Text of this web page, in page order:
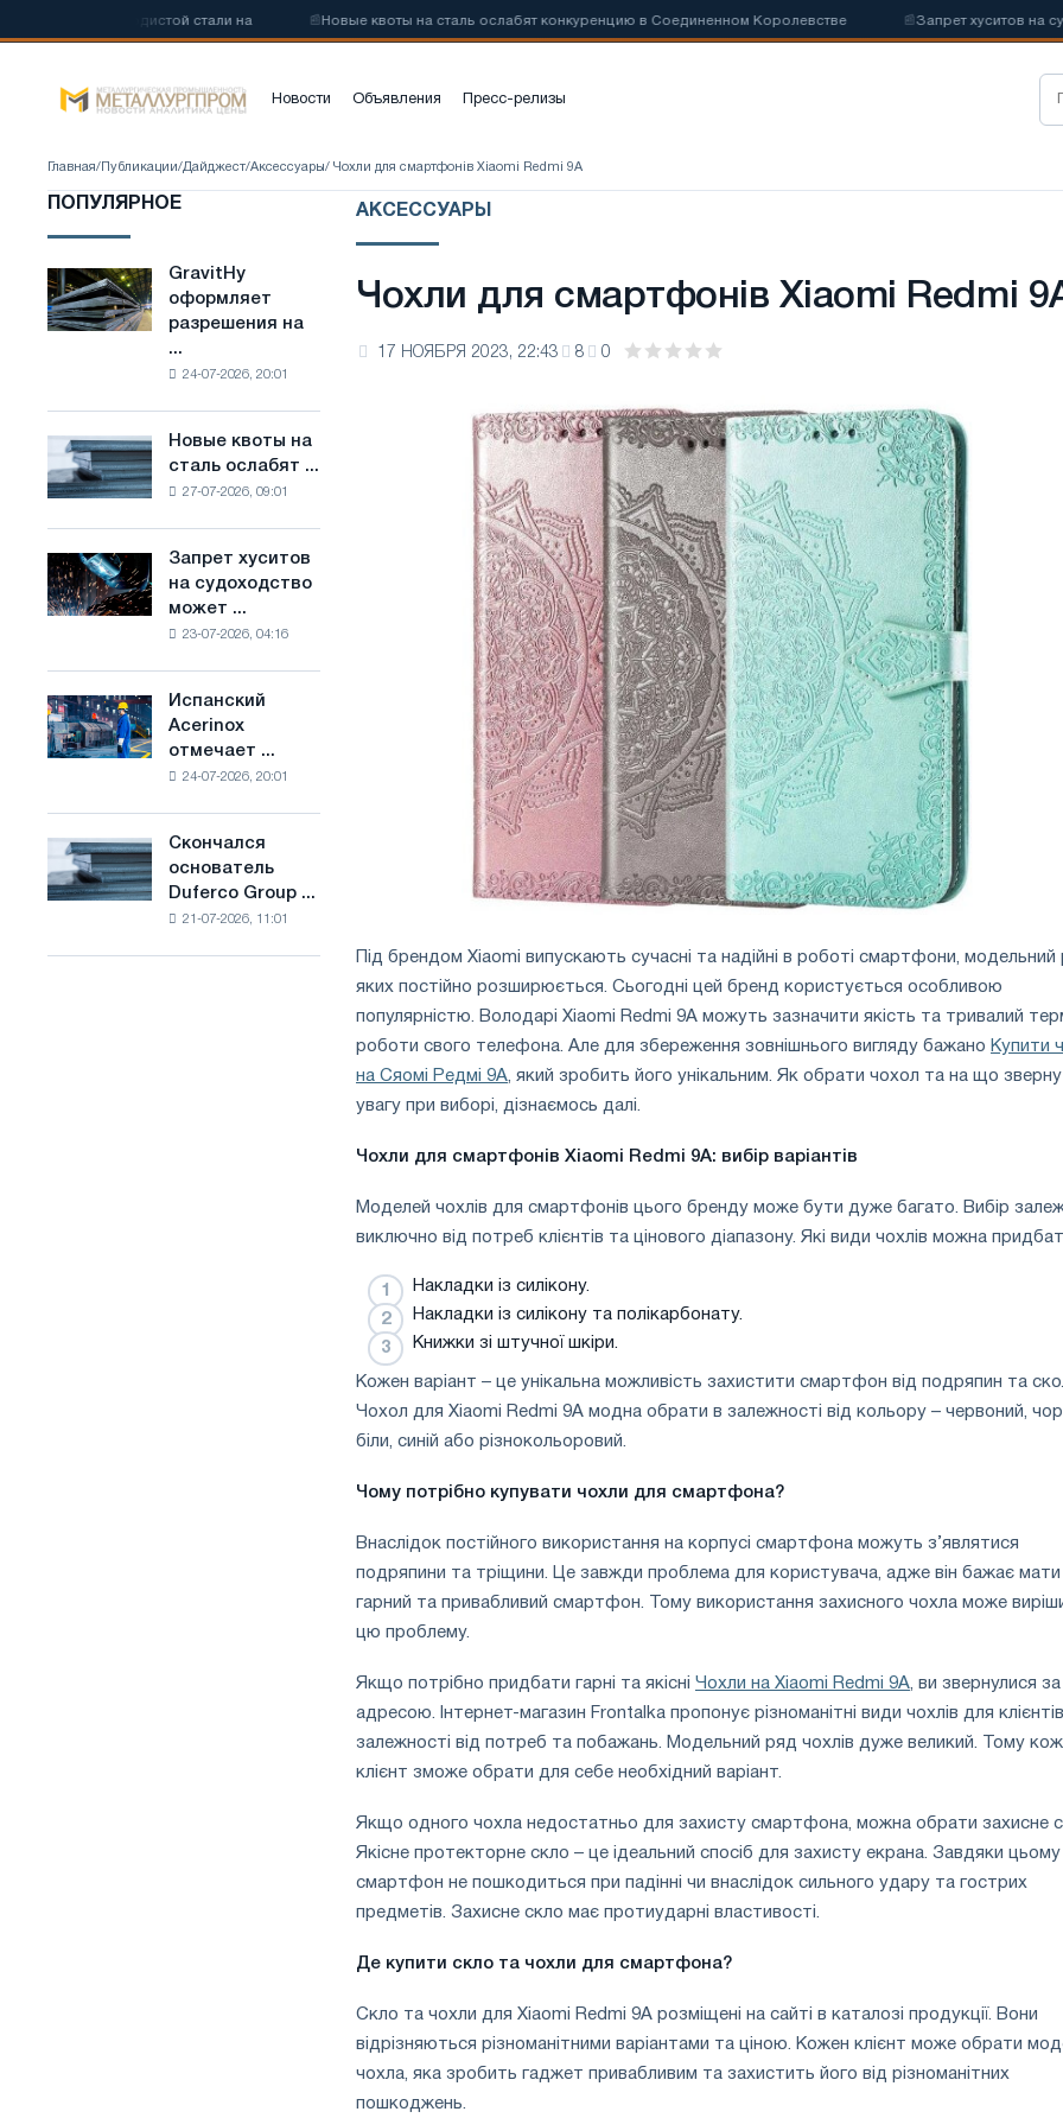
низкоуглеродистой стали на Новые квоты на сталь ослабят конкуренцию в Соединенном Королевстве Запрет хуситов на
Новости Объявления Пресс-релизы
Главная/ Публикации/Дайджест/Аксессуары/ Чохли для смартфонів Xiaomi Redmi 9A
ПОПУЛЯРНОЕ
GravitHy
оформляет
разрешения
строительство
производству
низкоуглеродистой
на
основе
водорода
во
GravitHy
оформляет
разрешения на
...
24-07-2026, 20:01
Новые
квоты
на
конкуренцию
в
Новые квоты на
сталь ослабят ...
27-07-2026, 09:01
Запрет
хуситов
на
импорт
Саудовской
Запрет хуситов
на судоходство
может ...
23-07-2026, 04:16
Испанский
Acerinox
отмечает
положительную
втором
полугодии
мерам
Испанский
Acerinox
отмечает ...
24-07-2026, 20:01
Скончался
основатель
Duferco
Скончался
основатель
Duferco Group ...
21-07-2026, 11:01
АКСЕССУАРЫ
Чохли для смартфонів Xiaomi Redmi
17 НОЯБРЯ 2023, 22:43 8 0
Під брендом Xiaomi випускають сучасні та надійні в роботі смартфони, модельний
яких постійно розширюється. Сьогодні цей бренд користується особливою
популярністю. Володарі Xiaomi Redmi 9A можуть зазначити якість та тривалий
роботи свого телефона. Але для збереження зовнішнього вигляду бажано Купити
на Сяомі Редмі 9А, який зробить його унікальним. Як обрати чохол та на що
увагу при виборі, дізнаємось далі.
Чохли для смартфонів Xiaomi Redmi 9A: вибір варіантів
Моделей чохлів для смартфонів цього бренду може бути дуже багато. Вибір
виключно від потреб клієнтів та цінового діапазону. Які види чохлів можна
Накладки із силікону.
Накладки із силікону та полікарбонату.
Книжки зі штучної шкіри.
Кожен варіант – це унікальна можливість захистити смартфон від подряпин та
Чохол для Xiaomi Redmi 9A модна обрати в залежності від кольору – червоний,
біли, синій або різнокольоровий.
Чому потрібно купувати чохли для смартфона?
Внаслідок постійного використання на корпусі смартфона можуть з’являтися
подряпини та тріщини. Це завжди проблема для користувача, адже він бажає мати
гарний та привабливий смартфон. Тому використання захисного чохла може
цю проблему.
Якщо потрібно придбати гарні та якісні Чохли на Xiaomi Redmi 9A, ви звернулися за
адресою. Інтернет-магазин Frontalka пропонує різноманітні види чохлів для
залежності від потреб та побажань. Модельний ряд чохлів дуже великий. Тому
клієнт зможе обрати для себе необхідний варіант.
Якщо одного чохла недостатньо для захисту смартфона, можна обрати захисне
Якісне протекторне скло – це ідеальний спосіб для захисту екрана. Завдяки
смартфон не пошкодиться при падінні чи внаслідок сильного удару та гострих
предметів. Захисне скло має протиударні властивості.
Де купити скло та чохли для смартфона?
Скло та чохли для Xiaomi Redmi 9A розміщені на сайті в каталозі продукції. Вони
відрізняються різноманітними варіантами та ціною. Кожен клієнт може обрати
чохла, яка зробить гаджет привабливим та захистить його від різноманітних
пошкоджень.